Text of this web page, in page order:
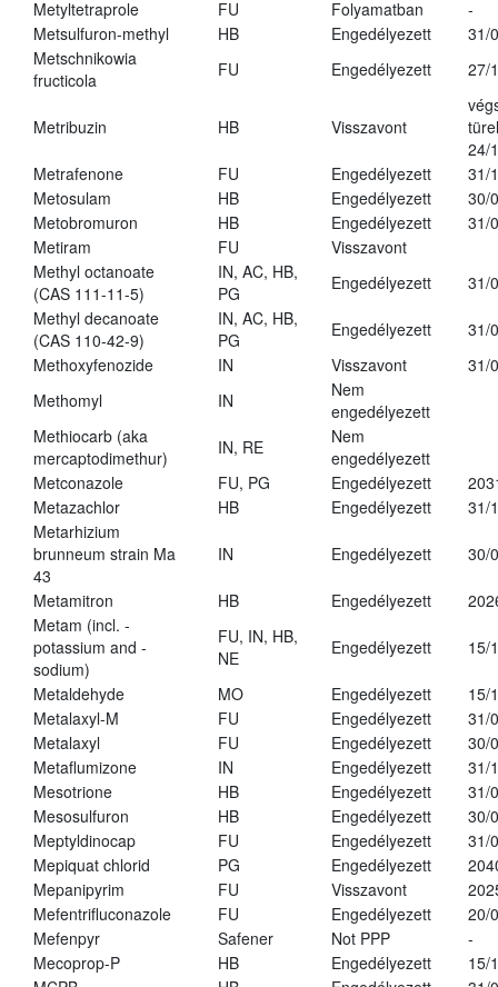
Metyltetraprole
FU Folyamatban
-
Metsulfuron-methyl
HB Engedélyezett
31/
Metschnikowia
fructicola
FU Engedélyezett 27/
Metribuzin HB Visszavont
24/
Metrafenone
FU Engedélyezett
31/
Metosulam
HB Engedélyezett
30/
Metobromuron
HB Engedélyezett
31/
Metiram
FU
Visszavont
Methyl octanoate
(CAS 111-11-5)
IN, AC, HB,
PG
Engedélyezett
31/
Methyl decanoate
(CAS 110-42-9)
IN, AC, HB,
PG
Engedélyezett
31/
Methoxyfenozide
IN Visszavont
31/
Methomyl
IN
Nem
engedélyezett
Methiocarb (aka
mercaptodimethur)
IN, RE
Nem
engedélyezett
Metconazole
FU, PG Engedélyezett
Metazachlor
HB Engedélyezett
31/
Metarhizium
brunneum strain Ma
43
IN Engedélyezett 30/
Metamitron HB Engedélyezett
Metam (incl. -
potassium and -
sodium)
FU, IN, HB,
NE
Engedélyezett 15/
Metaldehyde MO Engedélyezett
15/
Metalaxyl-M
FU Engedélyezett
31/
Metalaxyl
FU Engedélyezett
30/
Metaflumizone
IN Engedélyezett
31/
Mesotrione
HB Engedélyezett
31/
Mesosulfuron
HB Engedélyezett
30/
Meptyldinocap
FU Engedélyezett
31/
Mepiquat chlorid
PG Engedélyezett
Mepanipyrim
FU Visszavont
Mefentrifluconazole
FU Engedélyezett
20/
Mefenpyr
Safener Not PPP
-
Mecoprop-P
HB Engedélyezett
15/